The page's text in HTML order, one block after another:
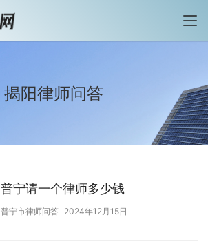
揭阳律师问答
普宁请一个律师多少钱
普宁市律师问答 2024年12月15日